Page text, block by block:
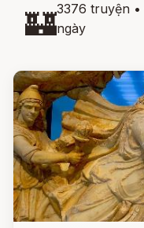
🏰3376 truyện •
ngày